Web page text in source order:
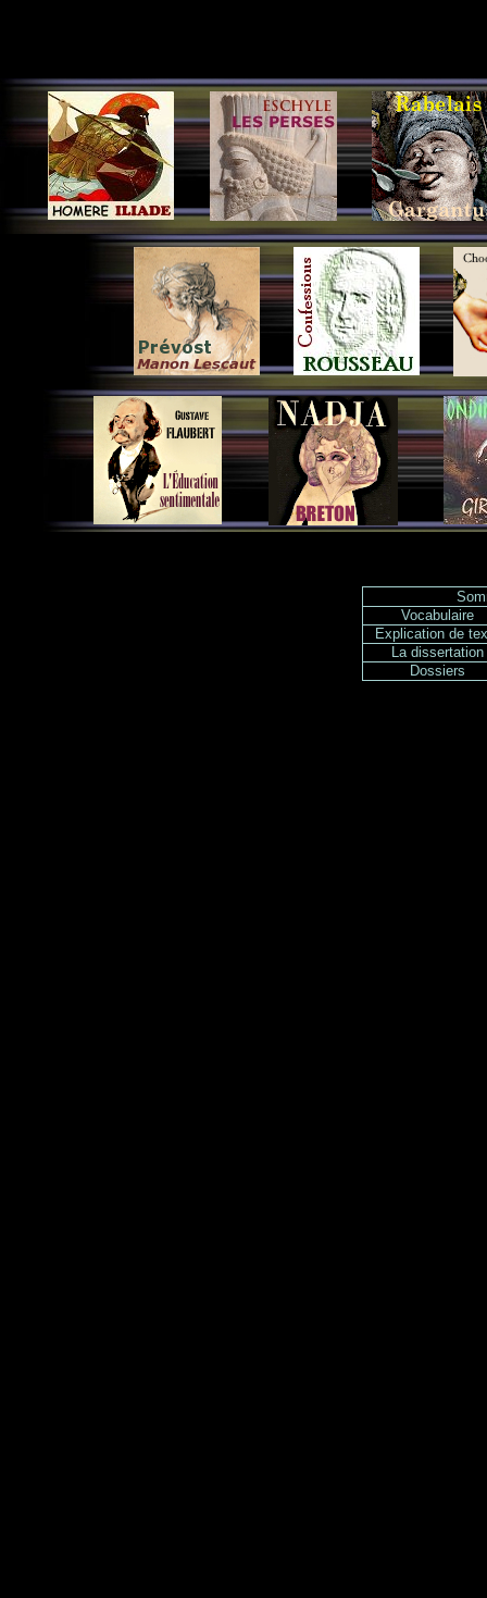
Vocabulaire
Explication de
La dissertation
Dossiers